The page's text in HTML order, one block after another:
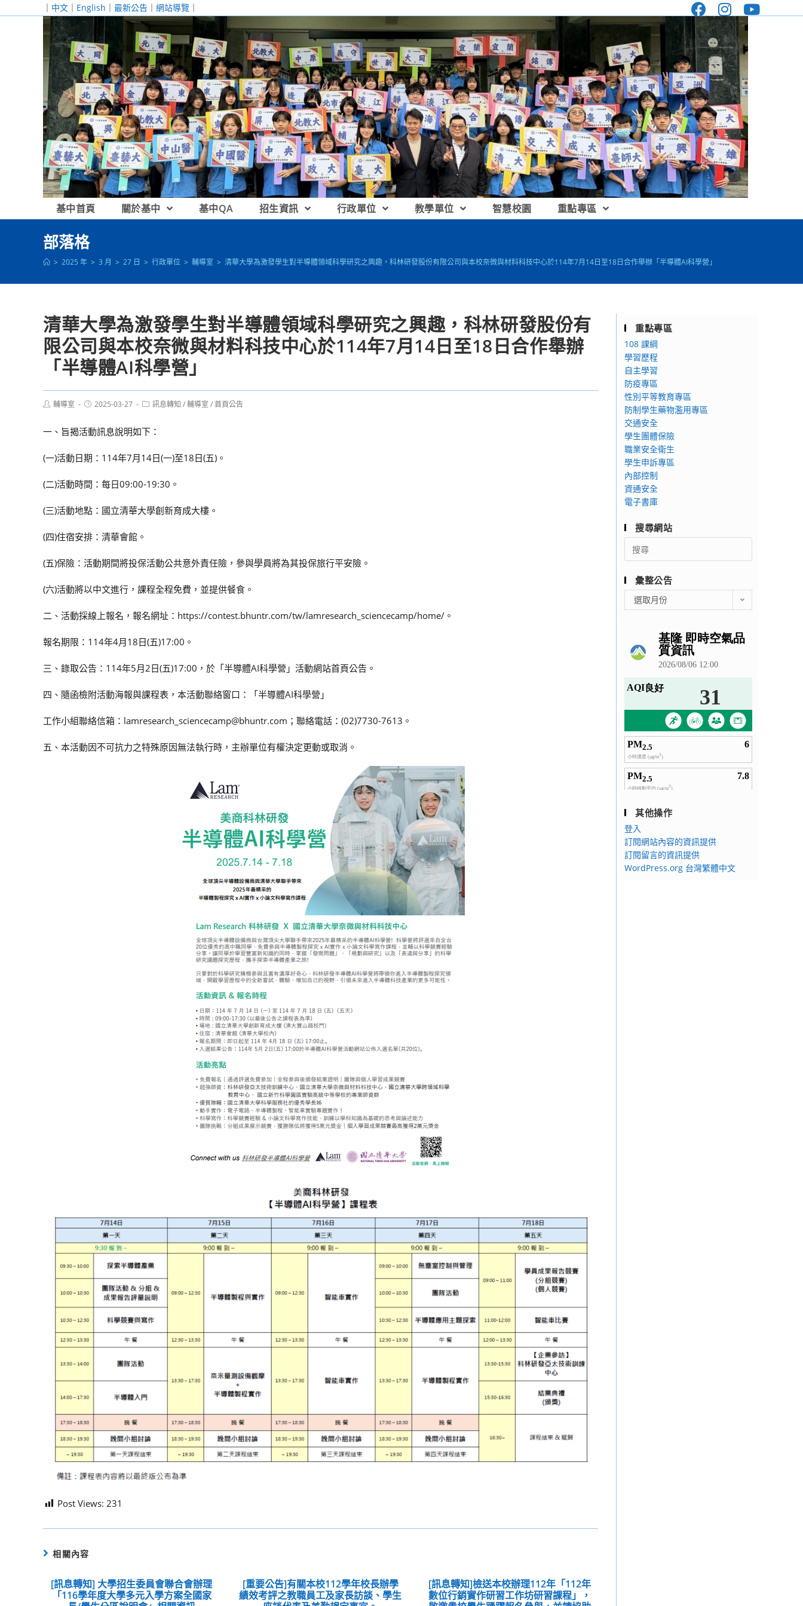
｜ 中文 ｜ English ｜ 最新公告 ｜ 網站導覽 ｜
基中首頁 關於基中 基中QA 招生資訊 行政單位 教學單位 智慧校園 重點專區
部落格
> 2025 年 > 3 月 > 27 日 > 行政單位 > 輔導室 > 清華大學為激發學生對半導體領域科學研究之興趣，科林研發股份有限公司與本校奈微與材料科技中心於114年7月14日至18日合作舉辦「半導體AI科學營」
清華大學為激發學生對半導體領域科學研究之興趣，科林研發股份有
限公司與本校奈微與材料科技中心於114年7月14日至18日合作舉辦
「半導體AI科學營」
Post輔導室
Post2025-03-27
Post訊息轉知 /輔導室 /首頁公告
一、旨揭活動訊息說明如下：
(一)活動日期：114年7月14日(一)至18日(五)。
(二)活動時間：每日09:00-19:30。
(三)活動地點：國立清華大學創新育成大樓。
(四)住宿安排：清華會館。
(五)保險：活動期間將投保活動公共意外責任險，參與學員將為其投保旅行平安險。
(六)活動將以中文進行，課程全程免費，並提供餐食。
二、活動採線上報名，報名網址：https://contest.bhuntr.com/tw/lamresearch_sciencecamp/home/。
報名期限：114年4月18日(五)17:00。
三、錄取公告：114年5月2日(五)17:00，於「半導體AI科學營」活動網站首頁公告。
四、隨函檢附活動海報與課程表，本活動聯絡窗口：「半導體AI科學營」
工作小組聯絡信箱：lamresearch_sciencecamp@bhuntr.com；聯絡電話：(02)7730-7613。
五、本活動因不可抗力之特殊原因無法執行時，主辦單位有權決定更動或取消。
Post Views: 231
相關內容
[訊息轉知] 大學招生委員會聯合會辦理
「116學年度大學多元入學方案全國家
[重要公告]有關本校112學年校長辦學
績效考評之教職員工及家長訪談、學生
[訊息轉知]檢送本校辦理112年「112年
數位行銷實作研習工作坊研習課程」，
重點專區
108 課綱
學習歷程
自主學習
防疫專區
性別平等教育專區
防制學生藥物濫用專區
交通安全
學生團體保險
職業安全衛生
學生申訴專區
內部控制
資通安全
電子書庫
搜尋網站
Search
for:
彙整公告
整
選取月份
其他操作
登入
訂閱網站內容的資訊提供
訂閱留言的資訊提供
WordPress.org 台灣繁體中文